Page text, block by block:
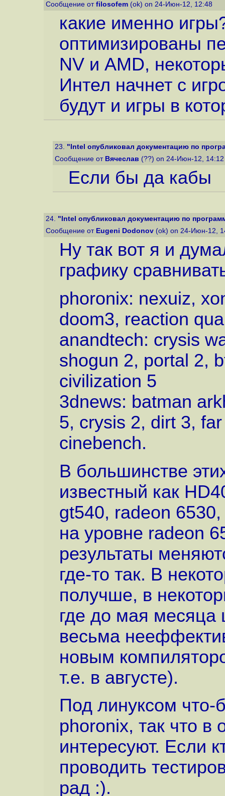
Сообщение от filosofem (ok) on 24-Июн-12, 12:48
какие именно
оптимизированы
NV и AMD,
Интел начнет с
будут и игры в
23. "Intel опубликовал документацию по
Сообщение от Вячеслав (??) on 24-Июн-12,
Если бы да кабы
24. "Intel опубликовал документацию по
Сообщение от Eugeni Dodonov (ok) on 24-Июн-12,
Ну так вот я и
графику
phoronix: nexuiz,
doom3, reaction
anandtech: crysis
shogun 2, portal 2,
civilization 5
3dnews: batman
5, crysis 2, dirt 3,
cinebench.
В большинстве
известный как
gt540, radeon
на уровне radeon
результаты
где-то так. В
получше, в
где до мая
весьма
новым
т.е. в августе).
Под линуксом что-
phoronix, так что в
интересуют. Если
проводить
рад :).